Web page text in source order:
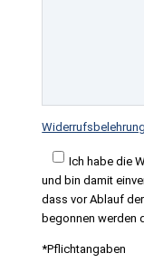
Widerrufsbelehrung
Ich habe die
und bin damit
dass vor Ablauf
begonnen werden
*Pflichtangaben